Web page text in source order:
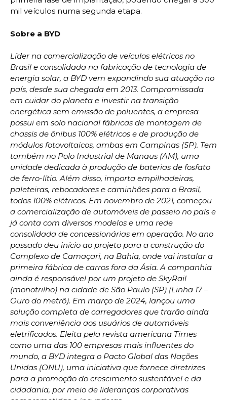
mil veículos numa segunda etapa.
Sobre a BYD
Líder na comercialização de veículos elétricos no
Brasil e consolidada na fabricação de tecnologia de
energia solar, a BYD vem expandindo sua atuação no
país, desde sua chegada em 2013. Compromissada
em cuidar do planeta e investir na transição
energética sem emissão de poluentes, a empresa
possui em solo nacional fábricas de montagem de
chassis de ônibus 100% elétricos e de produção de
módulos fotovoltaicos, ambas em Campinas (SP). Tem
também no Polo Industrial de Manaus (AM), uma
unidade dedicada à produção de baterias de fosfato
de ferro-lítio. Além disso, importa empilhadeiras,
paleteiras, rebocadores e caminhões para o Brasil,
todos 100% elétricos. Em novembro de 2021, começou
a comercialização de automóveis de passeio no país e
já conta com diversos modelos e uma rede
consolidada de concessionárias em operação. No ano
passado deu início ao projeto para a construção do
Complexo de Camaçari, na Bahia, onde vai instalar a
primeira fábrica de carros fora da Ásia. A companhia
ainda é responsável por um projeto de SkyRail
(monotrilho) na cidade de São Paulo (SP) (Linha 17 –
Ouro do metrô). Em março de 2024, lançou uma
solução completa de carregadores que trarão ainda
mais conveniência aos usuários de automóveis
eletrificados. Eleita pela revista americana Times
como uma das 100 empresas mais influentes do
mundo, a BYD integra o Pacto Global das Nações
Unidas (ONU), uma iniciativa que fornece diretrizes
para a promoção do crescimento sustentável e da
cidadania, por meio de lideranças corporativas